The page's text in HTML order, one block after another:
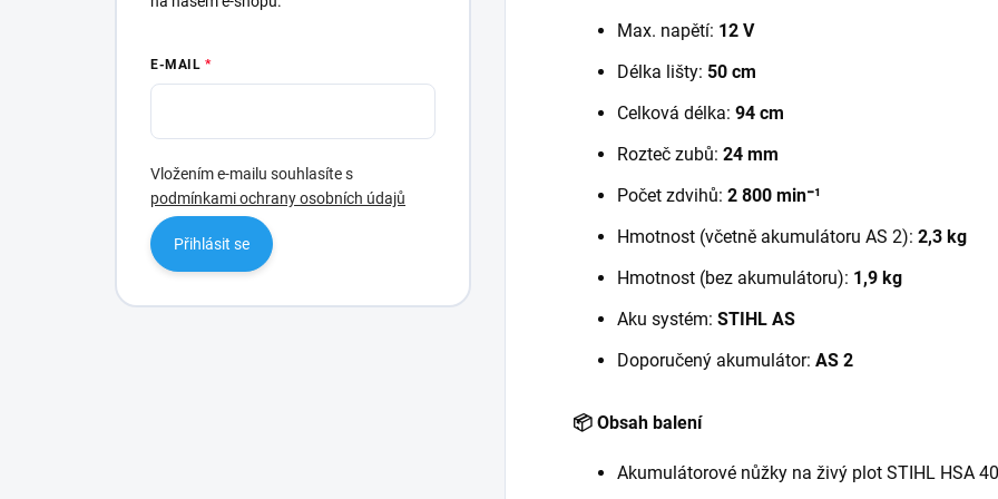
E-MAIL
Vložením e-mailu souhlasíte s
podmínkami ochrany osobních údajů
Přihlásit se
Max. napětí: 12 V
Délka lišty: 50 cm
Celková délka: 94 cm
Rozteč zubů: 24 mm
Počet zdvihů: 2 800 min⁻¹
Hmotnost (včetně akumulátoru AS 2): 2,3 kg
Hmotnost (bez akumulátoru): 1,9 kg
Aku systém: STIHL AS
Doporučený akumulátor: AS 2
📦 Obsah balení
Akumulátorové nůžky na živý plot STIHL HSA 40